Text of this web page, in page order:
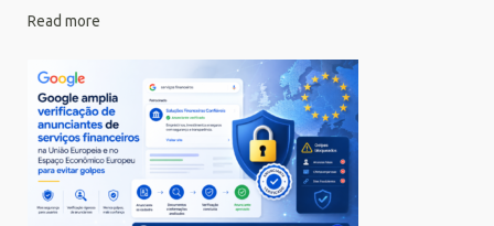
Read more